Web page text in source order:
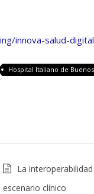
innova-salud-
Hospital Italiano de
La
escenario clínico